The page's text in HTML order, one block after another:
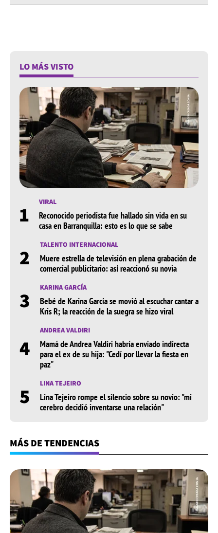
LO MÁS VISTO
1 VIRAL
Reconocido periodista fue hallado sin vida en su
casa en Barranquilla: esto es lo que se sabe
2 TALENTO INTERNACIONAL
Muere estrella de televisión en plena grabación de
comercial publicitario: así reaccionó su novia
3 KARINA GARCÍA
Bebé de Karina García se movió al escuchar cantar a
Kris R; la reacción de la suegra se hizo viral
4
ANDREA VALDIRI
Mamá de Andrea Valdiri habría enviado indirecta
para el ex de su hija: "Cedí por llevar la fiesta en
paz"
5 LINA TEJEIRO
Lina Tejeiro rompe el silencio sobre su novio: "mi
cerebro decidió inventarse una relación"
MÁS DE TENDENCIAS